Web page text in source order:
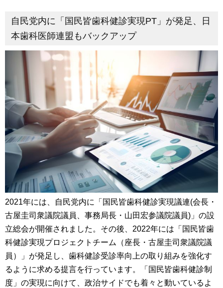
自民党内に「国民皆歯科健診実現PT」が発足、日
本歯科医師連盟もバックアップ
2021年には、自民党内に「国民皆歯科健診実現議連(会長・
古屋圭司衆議院議員、事務局長・山田宏参議院議員)」の設
立総会が開催されました。その後、2022年には「国民皆歯
科健診実現プロジェクトチーム（座長・古屋圭司衆議院議
員）」が発足し、歯科健診受診率向上の取り組みを強化す
るように求める提言を行っています。「国民皆歯科健診制
度」の実現に向けて、政治サイドでも着々と動いているよ